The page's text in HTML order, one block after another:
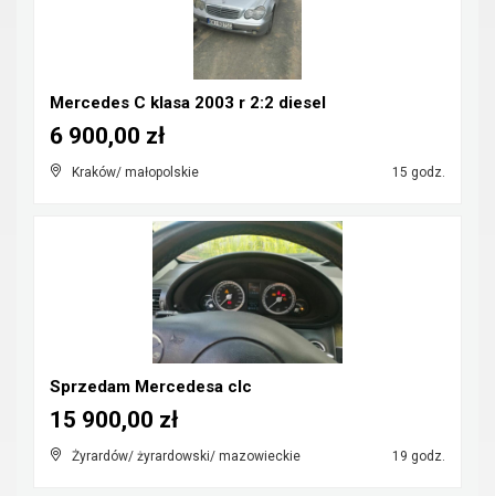
Mercedes C klasa 2003 r 2:2 diesel
Kraków/ małopolskie 15 godz.
6 900,00 zł
Sprzedam Mercedesa clc
Żyrardów/ żyrardowski/ mazowieckie 19 godz.
15 900,00 zł